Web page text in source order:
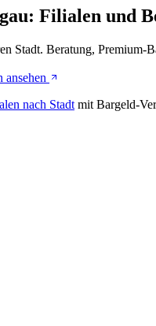
Filialen und
Stadt. Beratung, Premium-
ansehen
nach Stadt mit Bargeld-